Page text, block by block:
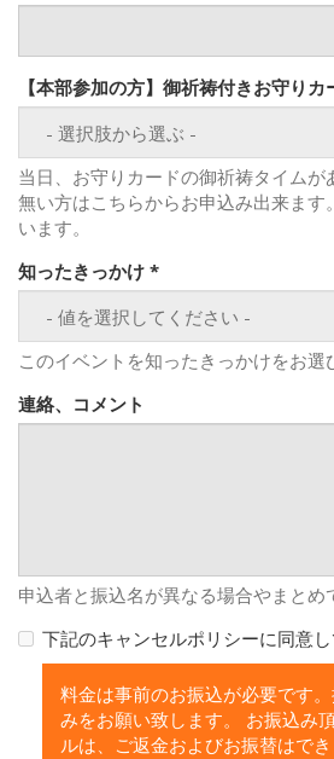
【本部参加の方】御祈祷付きお守りカ
当日、お守りカードの御祈祷タイム
無い方はこちらからお申込み出来ま
います。
知ったきっかけ *
このイベントを知ったきっかけをお選
連絡、コメント
申込者と振込名が異なる場合やまと
下記のキャンセルポリシーに同意
料金は事前のお振込が必要です
みをお願い致します。 お振込み
ルは、ご返金およびお振替はで